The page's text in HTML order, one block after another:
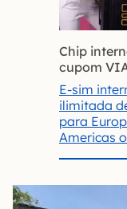
Chip
cupom
E-sim
ilimitada
para
Americas